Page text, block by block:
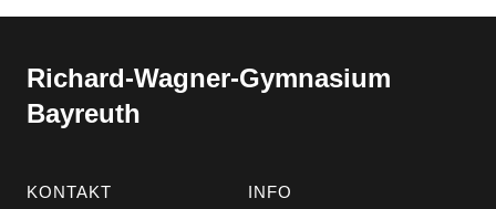
Richard-​​Wagner-​​Gymnasium
Bayreuth
KONTAKT INFO